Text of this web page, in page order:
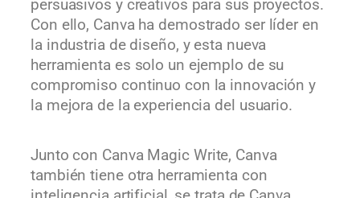
persuasivos y creativos para sus proyectos.
Con ello, Canva ha demostrado ser líder en
la industria de diseño, y esta nueva
herramienta es solo un ejemplo de su
compromiso continuo con la innovación y
la mejora de la experiencia del usuario.
Junto con CanvaMagic Write, Canva
también tiene otra herramienta con